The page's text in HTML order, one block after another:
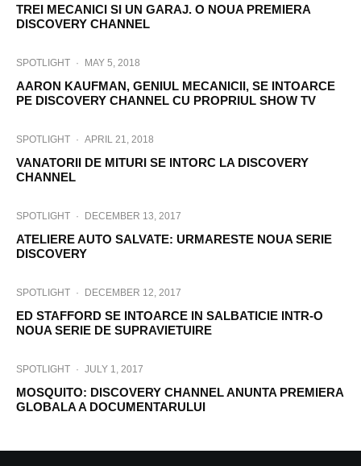
TREI MECANICI SI UN GARAJ. O NOUA PREMIERA
DISCOVERY CHANNEL
SPOTLIGHT · MAY 5, 2018
AARON KAUFMAN, GENIUL MECANICII, SE INTOARCE
PE DISCOVERY CHANNEL CU PROPRIUL SHOW TV
SPOTLIGHT · APRIL 21, 2018
VANATORII DE MITURI SE INTORC LA DISCOVERY
CHANNEL
SPOTLIGHT · DECEMBER 13, 2017
ATELIERE AUTO SALVATE: URMARESTE NOUA SERIE
DISCOVERY
SPOTLIGHT · DECEMBER 12, 2017
ED STAFFORD SE INTOARCE IN SALBATICIE INTR-O
NOUA SERIE DE SUPRAVIETUIRE
SPOTLIGHT · JULY 1, 2017
MOSQUITO: DISCOVERY CHANNEL ANUNTA PREMIERA
GLOBALA A DOCUMENTARULUI